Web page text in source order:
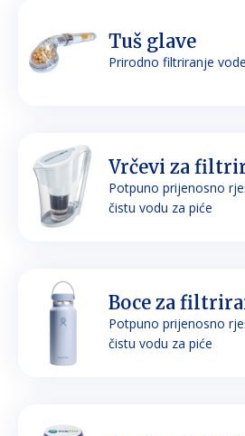
Tuš glave
Prirodno filtriranje
Vrčevi za
Potpuno prijenosno
čistu vodu za piće
Boce za
Potpuno prijenosno
čistu vodu za piće